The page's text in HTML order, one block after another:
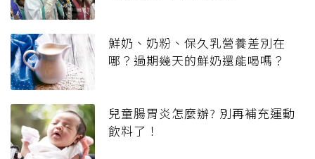
鮮奶、奶粉、保久乳營養差別在
哪？過期幾天的鮮奶還能喝嗎？
兒童腸胃炎怎麼辦? 別再補充運動
飲料了！